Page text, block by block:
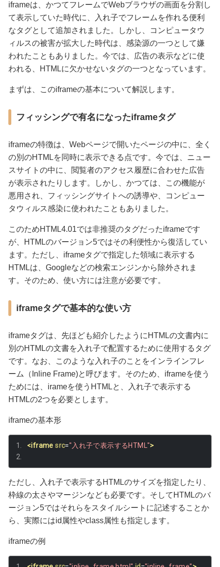
iframeは、かつてフレームでWebブラウザの画面を分割し
て表示していた時代に、入れ子でフレームを作れる便利
なタグとして追加されました。しかし、コンピュータウ
ィルスの被害が拡大した時代は、感染源の一つとして嫌
われたこともありました。今では、広告の表示などに使
われる、HTMLに欠かせないタグの一つとなっています。
まずは、このiframeの基本について解説します。
フィッシングで有名になったiframeタグ
iframeの特徴は、Webページで開いたページの中に、全く
の別のHTMLを同時に表示できる点です。今では、ニュー
スサイトの中に、閲覧者のアクセス履歴に合わせた広告
が表示されたりします。しかし、かつては、この機能が
悪用され、フィッシングサイトへの誘導や、コンピュー
タウィルス感染に使われたこともありました。
このためHTML4.01では非推奨のタグだったiframeです
が、HTMLのバージョン5ではその利便性から復活してい
ます。ただし、iframeタグで指定した領域に表示する
HTMLは、Googleなどの検索エンジンから除外されま
す。そのため、使い方には注意が必要です。
iframeタグで基本的な使い方
iframeタグは、先ほども紹介したようにHTMLの文書内に
別のHTMLの文書を入れ子で配置するために使用するタグ
です。なお、このような入れ子のことをインラインフレ
ーム（Inline Frame)と呼びます。そのため、iframeを使う
ためには、irameを使うHTMLと、入れ子で表示する
HTMLの2つを必要とします。
iframeの基本形
<iframe src="入れ子で表示するHTML">
ただし、入れ子で表示するHTMLのサイズを指定したり、
枠線の太さやマージンなども必要です。そしてHTMLのバ
ージョン5ではそれらをスタイルシートに記述することか
ら、実際にはid属性やclass属性も指定します。
iframeの例